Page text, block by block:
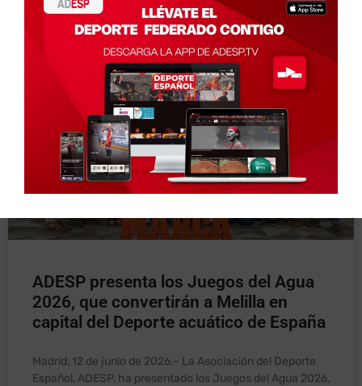
No hay comentarios
ADESP presenta los Juegos del Agua
2026, que convertirán a Melilla en
capital del Deporte acuático de España
Madrid, 12 de junio de 2026.– La Asociación del Deporte
Español, ADESP, ha presentado los Juegos del Agua 2026,